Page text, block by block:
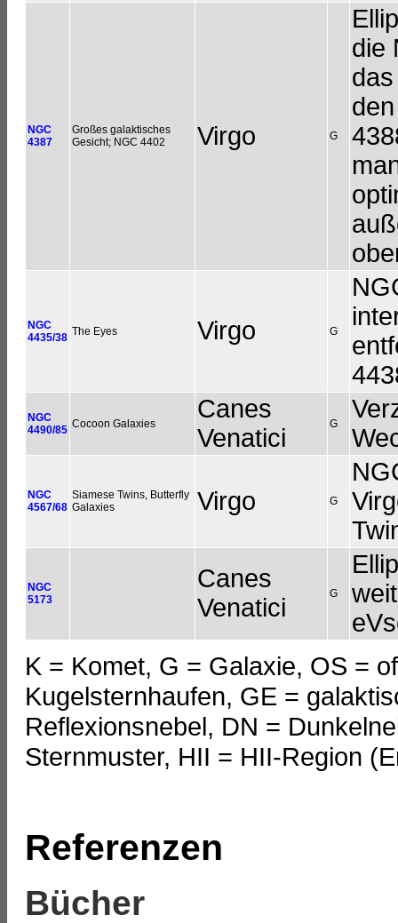
NGC
4387
Großes galaktisches
Gesicht; NGC 4402
Virgo G
die
NGC
4435/38 The Eyes Virgo G
NGC
4490/85 Cocoon Galaxies
Canes
Venatici
G
NGC
4567/68
Siamese Twins, Butterfly
Galaxies
Virgo G
NGC
5173
Canes
Venatici
G
K = Komet, G = Galaxie, OS =
Kugelsternhaufen, GE =
Reflexionsnebel, DN =
Sternmuster, HII = HII-Region
Referenzen
Bücher